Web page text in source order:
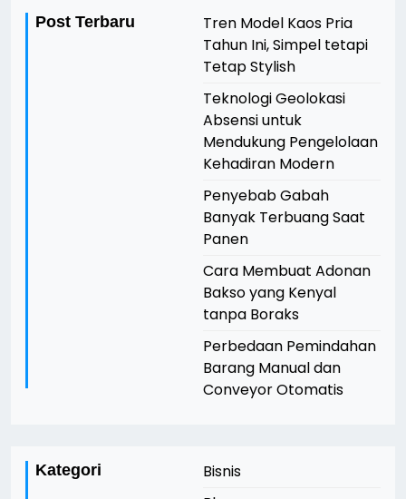
Post Terbaru
Tren Model Kaos Pria
Tahun Ini, Simpel tetapi
Tetap Stylish
Teknologi Geolokasi
Absensi untuk
Mendukung Pengelolaan
Kehadiran Modern
Penyebab Gabah
Banyak Terbuang Saat
Panen
Cara Membuat Adonan
Bakso yang Kenyal
tanpa Boraks
Perbedaan Pemindahan
Barang Manual dan
Conveyor Otomatis
Kategori
Bisnis